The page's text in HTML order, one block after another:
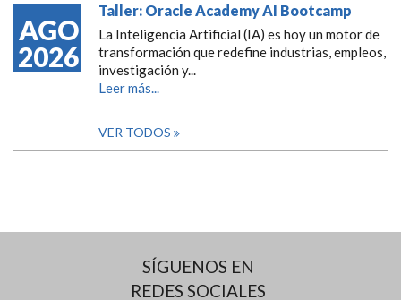
AGO
2026
Taller: Oracle Academy AI Bootcamp
La Inteligencia Artificial (IA) es hoy un motor de
transformación que redefine industrias, empleos,
investigación y...
Leer más...
VER TODOS
SÍGUENOS EN
REDES SOCIALES